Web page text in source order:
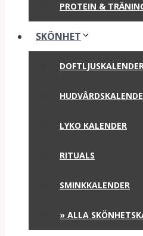
PROTEIN &
SKÖNHET
LYKO KALENDER
RITUALS
SMINKKALENDER
» ALLA